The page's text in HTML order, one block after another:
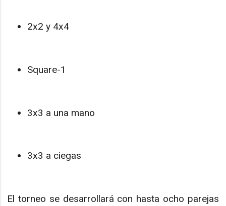
2x2 y 4x4
Square-1
3x3 a una mano
3x3 a ciegas
El torneo se desarrollará con hasta ocho parejas